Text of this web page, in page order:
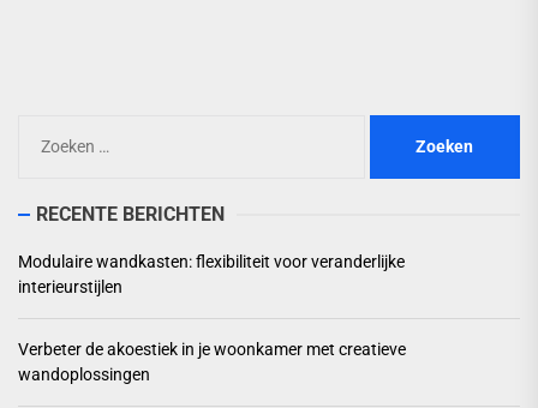
naar:
RECENTE BERICHTEN
Modulaire wandkasten: flexibiliteit voor veranderlijke
interieurstijlen
Verbeter de akoestiek in je woonkamer met creatieve
wandoplossingen